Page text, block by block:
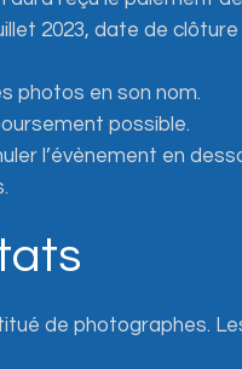
2023, date de
photos en son nom.
possible.
l’évènement en
de photographes.